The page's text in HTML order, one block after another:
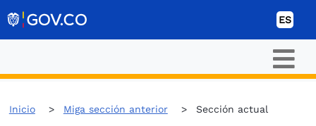
ES
Inicio Miga sección anterior Sección actual